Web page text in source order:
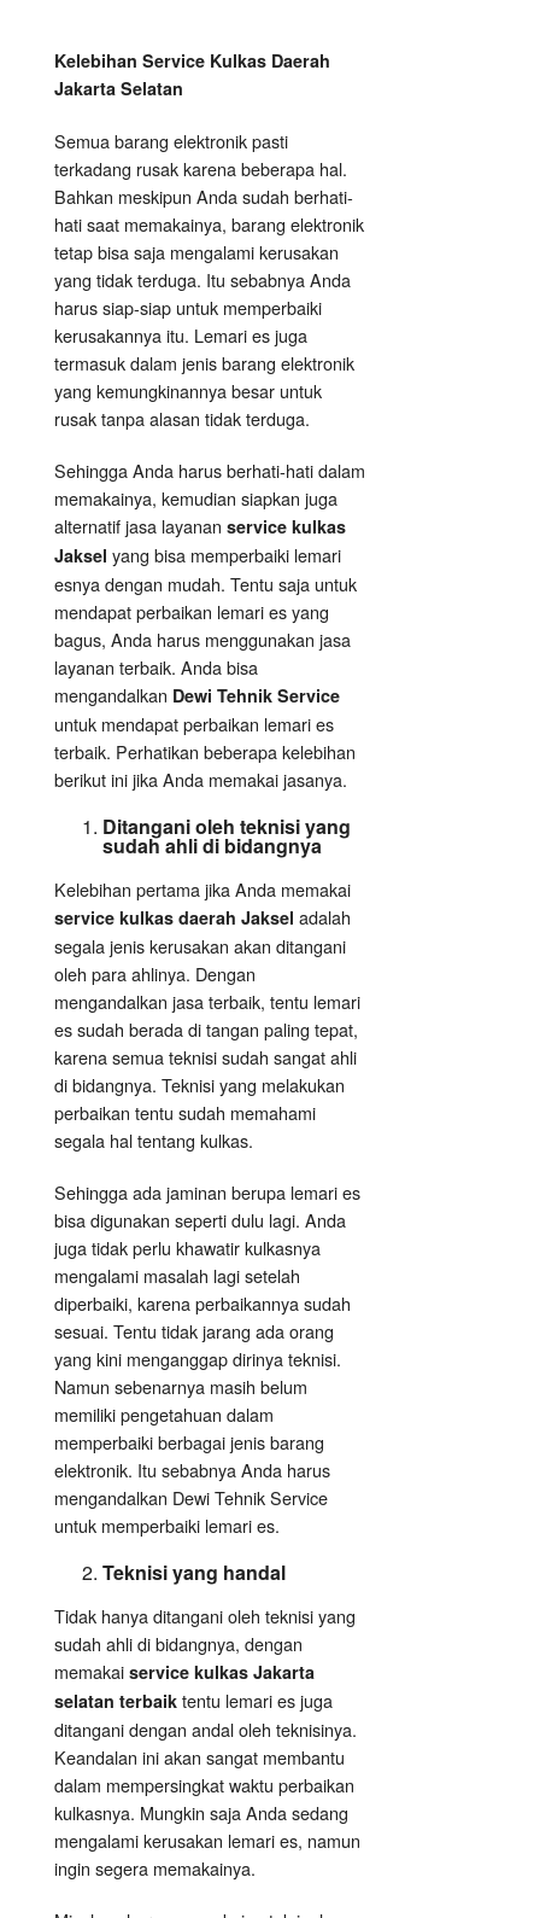
Kelebihan Service Kulkas Daerah
Jakarta Selatan
Semua barang elektronik pasti
terkadang rusak karena beberapa hal.
Bahkan meskipun Anda sudah berhati-
hati saat memakainya, barang elektronik
tetap bisa saja mengalami kerusakan
yang tidak terduga. Itu sebabnya Anda
harus siap-siap untuk memperbaiki
kerusakannya itu. Lemari es juga
termasuk dalam jenis barang elektronik
yang kemungkinannya besar untuk
rusak tanpa alasan tidak terduga.
Sehingga Anda harus berhati-hati dalam
memakainya, kemudian siapkan juga
alternatif jasa layanan service kulkas
Jaksel yang bisa memperbaiki lemari
esnya dengan mudah. Tentu saja untuk
mendapat perbaikan lemari es yang
bagus, Anda harus menggunakan jasa
layanan terbaik. Anda bisa
mengandalkan Dewi Tehnik Service
untuk mendapat perbaikan lemari es
terbaik. Perhatikan beberapa kelebihan
berikut ini jika Anda memakai jasanya.
Ditangani oleh teknisi yang
sudah ahli di bidangnya
Kelebihan pertama jika Anda memakai
service kulkas daerah Jaksel adalah
segala jenis kerusakan akan ditangani
oleh para ahlinya. Dengan
mengandalkan jasa terbaik, tentu lemari
es sudah berada di tangan paling tepat,
karena semua teknisi sudah sangat ahli
di bidangnya. Teknisi yang melakukan
perbaikan tentu sudah memahami
segala hal tentang kulkas.
Sehingga ada jaminan berupa lemari es
bisa digunakan seperti dulu lagi. Anda
juga tidak perlu khawatir kulkasnya
mengalami masalah lagi setelah
diperbaiki, karena perbaikannya sudah
sesuai. Tentu tidak jarang ada orang
yang kini menganggap dirinya teknisi.
Namun sebenarnya masih belum
memiliki pengetahuan dalam
memperbaiki berbagai jenis barang
elektronik. Itu sebabnya Anda harus
mengandalkan Dewi Tehnik Service
untuk memperbaiki lemari es.
Teknisi yang handal
Tidak hanya ditangani oleh teknisi yang
sudah ahli di bidangnya, dengan
memakai service kulkas Jakarta
selatan terbaik tentu lemari es juga
ditangani dengan andal oleh teknisinya.
Keandalan ini akan sangat membantu
dalam mempersingkat waktu perbaikan
kulkasnya. Mungkin saja Anda sedang
mengalami kerusakan lemari es, namun
ingin segera memakainya.